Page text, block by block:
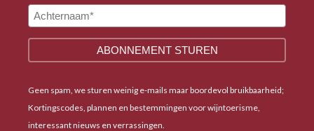
Geen spam, we sturen weinig e-mails maar boordevol bruikbaarheid;
Kortingscodes, plannen en bestemmingen voor wijntoerisme,
interessant nieuws en verrassingen.